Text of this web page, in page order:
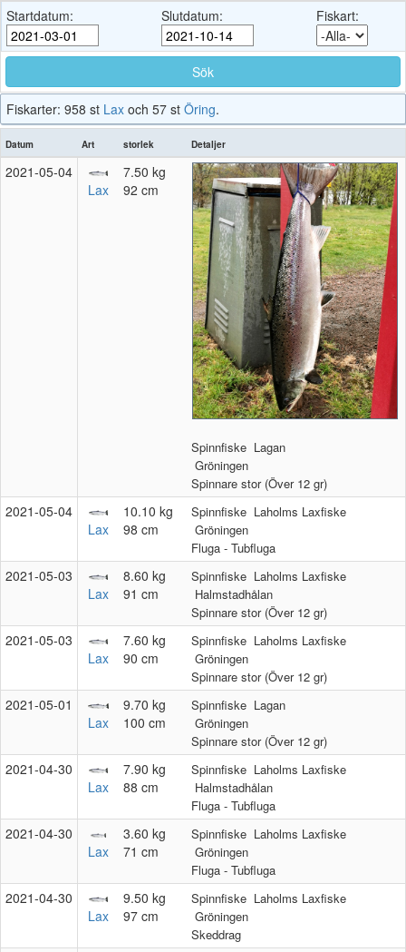
Startdatum: Slutdatum: Fiskart:
Fiskarter: 958 st Lax och 57 st Öring.
Datum Art storlek Detaljer
2021‑05‑04
Lax
7.50 kg
92 cm
Spinnfiske Lagan
Gröningen
Spinnare stor (Över 12 gr)
2021‑05‑04
Lax
10.10 kg
98 cm
Spinnfiske Laholms Laxfiske
Gröningen
Fluga - Tubfluga
2021‑05‑03
Lax
8.60 kg
91 cm
Spinnfiske Laholms Laxfiske
Halmstadhålan
Spinnare stor (Över 12 gr)
2021‑05‑03
Lax
7.60 kg
90 cm
Spinnfiske Laholms Laxfiske
Gröningen
Spinnare stor (Över 12 gr)
2021‑05‑01
Lax
9.70 kg
100 cm
Spinnfiske Lagan
Gröningen
Spinnare stor (Över 12 gr)
2021‑04‑30
Lax
7.90 kg
88 cm
Spinnfiske Laholms Laxfiske
Halmstadhålan
Fluga - Tubfluga
2021‑04‑30
Lax
3.60 kg
71 cm
Spinnfiske Laholms Laxfiske
Gröningen
Fluga - Tubfluga
2021‑04‑30
Lax
9.50 kg
97 cm
Spinnfiske Laholms Laxfiske
Gröningen
Skeddrag